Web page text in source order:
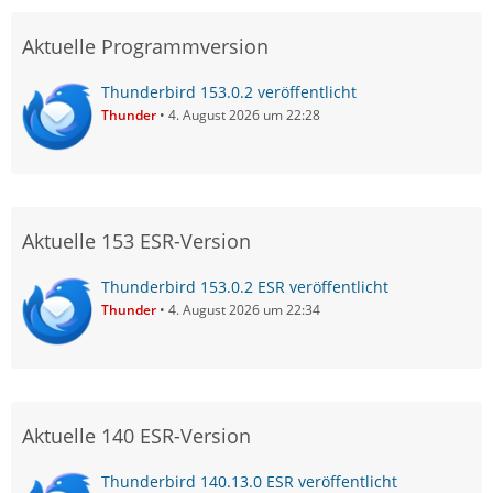
Aktuelle Programmversion
Thunderbird 153.0.2 veröffentlicht
Thunder 4. August 2026 um 22:28
Aktuelle 153 ESR-Version
Thunderbird 153.0.2 ESR veröffentlicht
Thunder 4. August 2026 um 22:34
Aktuelle 140 ESR-Version
Thunderbird 140.13.0 ESR veröffentlicht